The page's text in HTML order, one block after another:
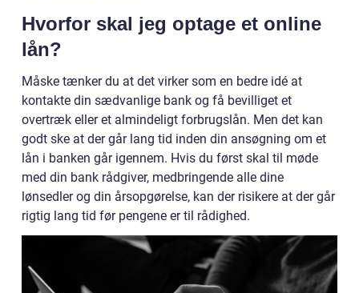
Hvorfor skal jeg optage et online
lån?
Måske tænker du at det virker som en bedre idé at
kontakte din sædvanlige bank og få bevilliget et
overtræk eller et almindeligt forbrugslån. Men det kan
godt ske at der går lang tid inden din ansøgning om et
lån i banken går igennem. Hvis du først skal til møde
med din bank rådgiver, medbringende alle dine
lønsedler og din årsopgørelse, kan der risikere at der går
rigtig lang tid før pengene er til rådighed.